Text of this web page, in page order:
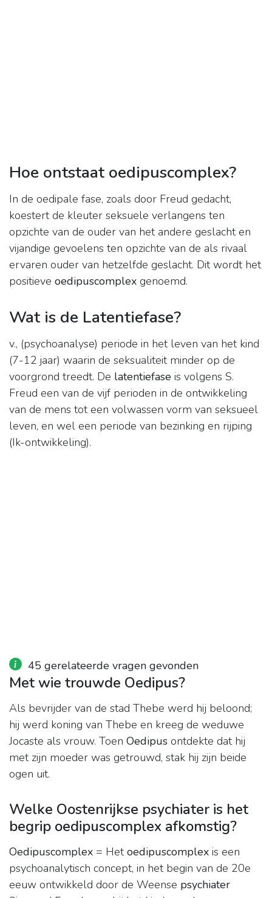
Hoe ontstaat oedipuscomplex?
In de oedipale fase, zoals door Freud gedacht,
koestert de kleuter seksuele verlangens ten
opzichte van de ouder van het andere geslacht en
vijandige gevoelens ten opzichte van de als rivaal
ervaren ouder van hetzelfde geslacht. Dit wordt het
positieve oedipuscomplex genoemd.
Wat is de Latentiefase?
v., (psychoanalyse) periode in het leven van het kind
(7-12 jaar) waarin de seksualiteit minder op de
voorgrond treedt. De latentiefase is volgens S.
Freud een van de vijf perioden in de ontwikkeling
van de mens tot een volwassen vorm van seksueel
leven, en wel een periode van bezinking en rijping
(Ik-ontwikkeling).
45 gerelateerde vragen gevonden
Met wie trouwde Oedipus?
Als bevrijder van de stad Thebe werd hij beloond;
hij werd koning van Thebe en kreeg de weduwe
Jocaste als vrouw. Toen Oedipus ontdekte dat hij
met zijn moeder was getrouwd, stak hij zijn beide
ogen uit.
Welke Oostenrijkse psychiater is het
begrip oedipuscomplex afkomstig?
Oedipuscomplex = Hetoedipuscomplex is een
psychoanalytisch concept, in het begin van de 20e
eeuw ontwikkeld door de Weense psychiater